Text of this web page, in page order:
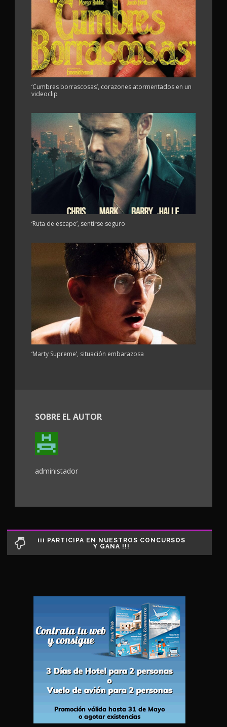
‘Cumbres borrascosas’, corazones atormentados en un
videoclip
‘Ruta de escape’, sentirse seguro
‘Marty Supreme’, situación embarazosa
SOBRE EL AUTOR
administador
¡¡¡ PARTICIPA EN NUESTROS CONCURSOS
Y GANA !!!